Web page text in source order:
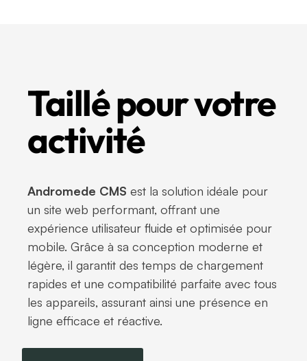
Taillé pour votre
activité
Andromede CMS est la solution idéale pour
un site web performant, offrant une
expérience utilisateur fluide et optimisée pour
mobile. Grâce à sa conception moderne et
légère, il garantit des temps de chargement
rapides et une compatibilité parfaite avec tous
les appareils, assurant ainsi une présence en
ligne efficace et réactive.